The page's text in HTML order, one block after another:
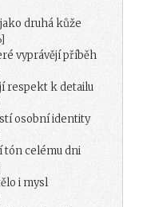
druhá kůže
vyprávějí příběh
respekt k detailu
osobní identity
tón celému dni
i mysl